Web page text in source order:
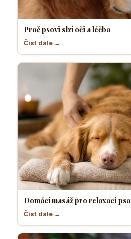
Proč psovi slzí oči a léčba
Číst dále →
Domácí masáž pro relaxaci psa
Číst dále →